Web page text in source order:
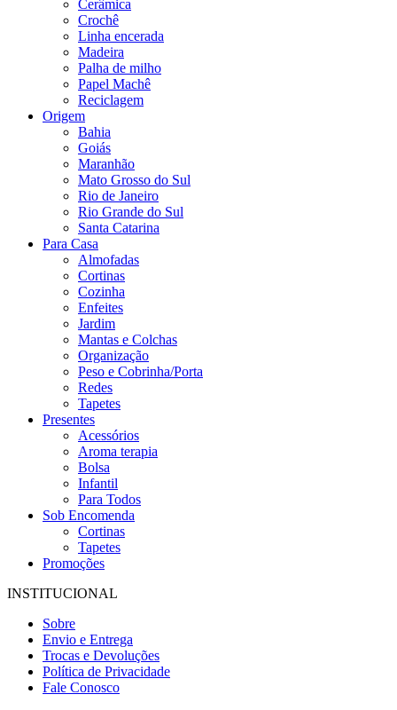
Cerâmica
Crochê
Linha encerada
Madeira
Palha de milho
Papel Machê
Reciclagem
Origem
Bahia
Goiás
Maranhão
Mato Grosso do Sul
Rio de Janeiro
Rio Grande do Sul
Santa Catarina
Para Casa
Almofadas
Cortinas
Cozinha
Enfeites
Jardim
Mantas e Colchas
Organização
Peso e Cobrinha/Porta
Redes
Tapetes
Presentes
Acessórios
Aroma terapia
Bolsa
Infantil
Para Todos
Sob Encomenda
Cortinas
Tapetes
Promoções
INSTITUCIONAL
Sobre
Envio e Entrega
Trocas e Devoluções
Política de Privacidade
Fale Conosco